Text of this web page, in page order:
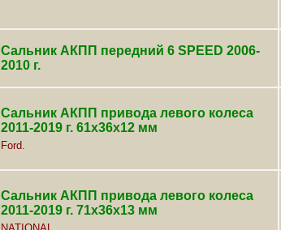
Сальник АКПП передний 6 SPEED 2006-
2010 г.
Сальник АКПП привода левого колеса
2011-2019 г. 61х36х12 мм
Ford.
Сальник АКПП привода левого колеса
2011-2019 г. 71х36х13 мм